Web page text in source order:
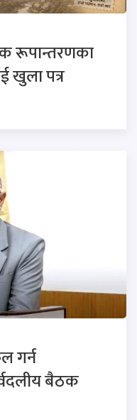
रूपान्तरणका
खुला पत्र
गर्न
बैठक